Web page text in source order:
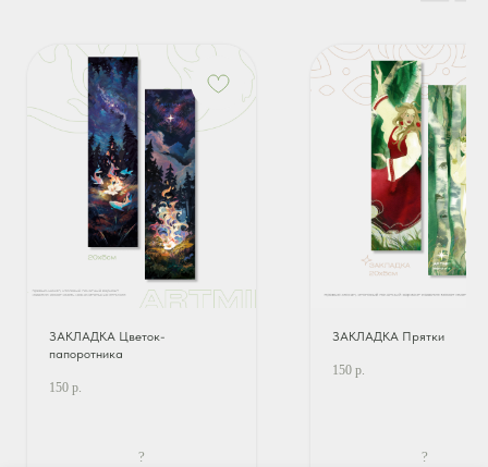
ЗАКЛАДКА Цветок-
папоротника
150 р.
?
ЗАКЛАДКА Прятки
150 р.
?